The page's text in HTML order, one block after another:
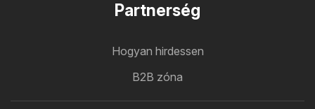
Partnerség
Hogyan hirdessen
B2B zóna